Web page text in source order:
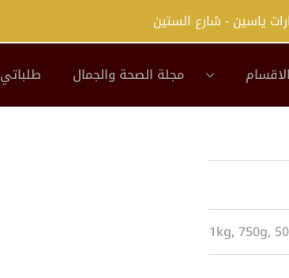
ياسين - شارع الستين
مجلة الصحة والجمال طلباتي
1kg, 750g,